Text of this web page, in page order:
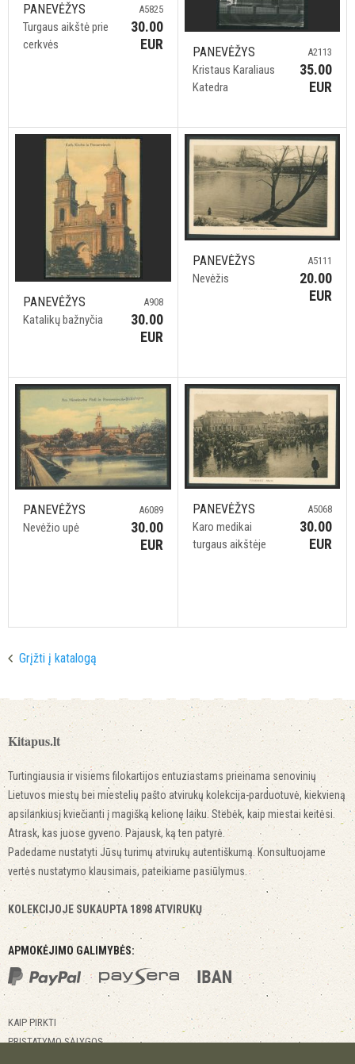
PANEVĖŽYS
Turgaus aikštė prie
cerkvės
A5825
30.00
EUR
PANEVĖŽYS
Kristaus Karaliaus
Katedra
A2113
35.00
EUR
PANEVĖŽYS
Katalikų bažnyčia
A908
30.00
EUR
PANEVĖŽYS
Nevėžis
A5111
20.00
EUR
PANEVĖŽYS
Nevėžio upė
A6089
30.00
EUR
PANEVĖŽYS
Karo medikai
turgaus aikštėje
A5068
30.00
EUR
Grįžti į katalogą
Kitapus.lt
Turtingiausia ir visiems filokartijos entuziastams prieinama senovinių
Lietuvos miestų bei miestelių pašto atvirukų kolekcija-parduotuvė, kiekvieną
apsilankiusį kviečianti į magišką kelionę laiku. Stebėk, kaip miestai keitėsi.
Atrask, kas juose gyveno. Pajausk, ką ten patyrė.
Padedame nustatyti Jūsų turimų atvirukų autentiškumą. Konsultuojame
vertės nustatymo klausimais, pateikiame pasiūlymus.
KOLEKCIJOJE SUKAUPTA 1898 ATVIRUKŲ
APMOKĖJIMO GALIMYBĖS:
KAIP PIRKTI
PRISTATYMO SĄLYGOS